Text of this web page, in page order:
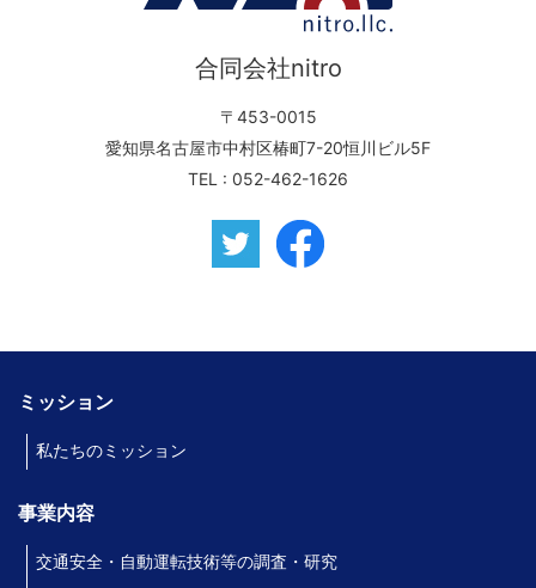
合同会社nitro
〒453-0015
愛知県名古屋市中村区椿町7-20恒川ビル5F
TEL : 052-462-1626
ミッション
私たちのミッション
事業内容
交通安全・自動運転技術等の調査・研究